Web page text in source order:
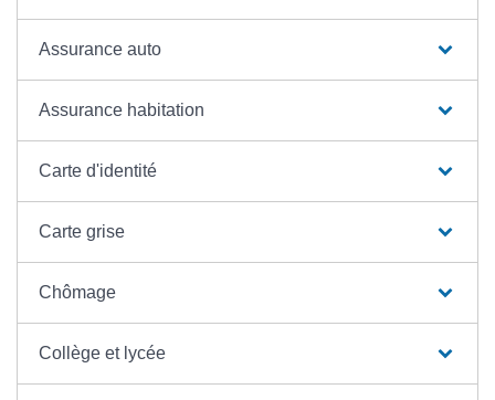
Assurance auto
Assurance habitation
Carte d'identité
Carte grise
Chômage
Collège et lycée